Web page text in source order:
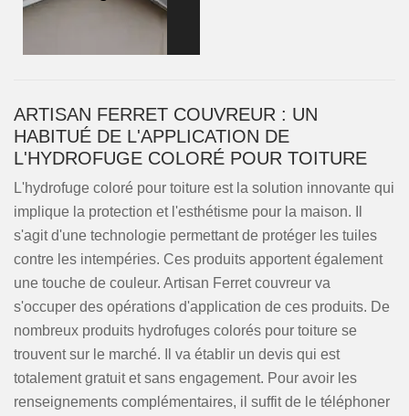
ARTISAN FERRET COUVREUR : UN
HABITUÉ DE L'APPLICATION DE
L'HYDROFUGE COLORÉ POUR TOITURE
L'hydrofuge coloré pour toiture est la solution innovante qui
implique la protection et l'esthétisme pour la maison. Il
s'agit d'une technologie permettant de protéger les tuiles
contre les intempéries. Ces produits apportent également
une touche de couleur. Artisan Ferret couvreur va
s'occuper des opérations d'application de ces produits. De
nombreux produits hydrofuges colorés pour toiture se
trouvent sur le marché. Il va établir un devis qui est
totalement gratuit et sans engagement. Pour avoir les
renseignements complémentaires, il suffit de le téléphoner